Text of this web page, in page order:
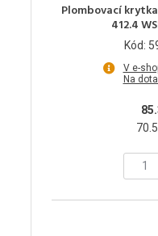
Plombovací krytka
412.4
Kód:
V e-
Na